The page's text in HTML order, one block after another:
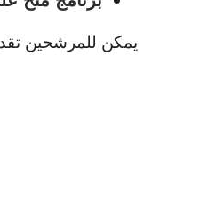
يمكن للمرشحين